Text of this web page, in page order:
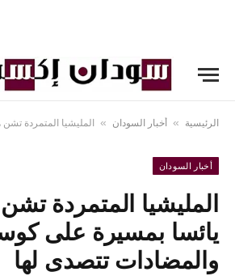
الرئيسية » أخبار السودان » المليشيا المتمردة تشن هجوما
أخبار السودان
المليشيا المتمردة
يائسا بمسيرة على
والمضادات تتصدى لها